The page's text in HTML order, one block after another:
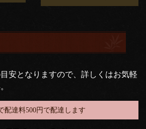
安となりますので、詳しくはお気軽
配達料500円で配達します